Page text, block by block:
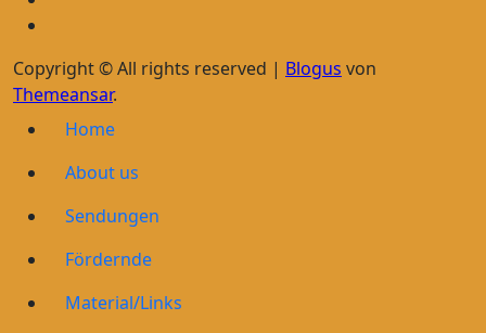
Copyright © All rights reserved | Blogus von
Themeansar.
Home
About us
Sendungen
Fördernde
Material/Links